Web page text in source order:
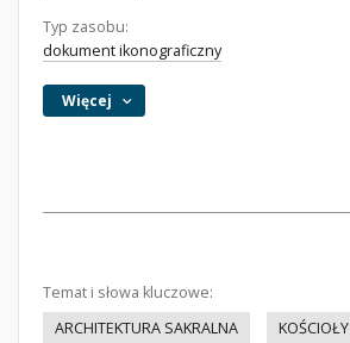
Typ zasobu:
dokument ikonograficzny
Więcej
Temat i słowa kluczowe:
ARCHITEKTURA SAKRALNA
KOŚCIOŁY